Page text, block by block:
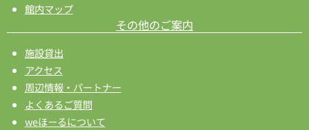
館内マップ
その他のご案内
施設貸出
アクセス
周辺情報・パートナー
よくあるご質問
weほーるについて